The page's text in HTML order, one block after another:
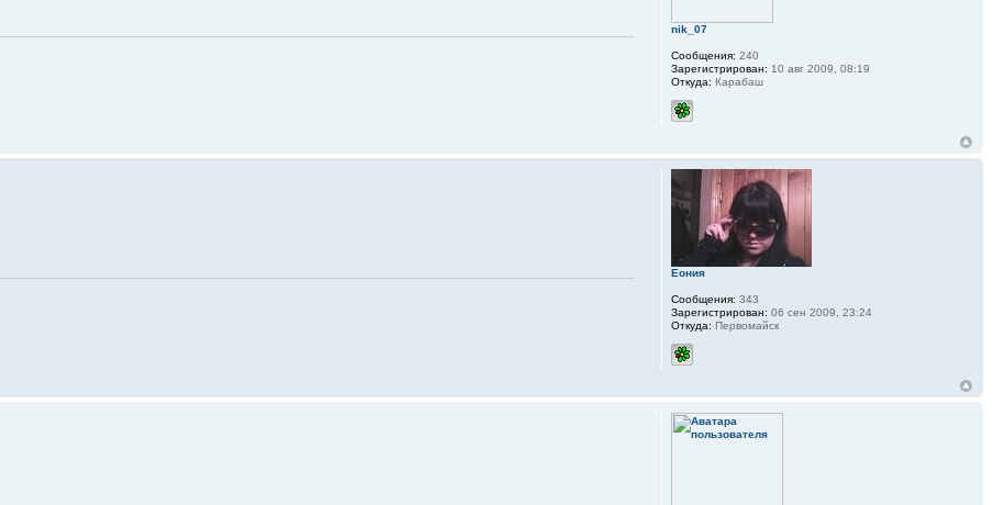
nik_07
Сообщения: 240
Зарегистрирован: 10 авг 2009, 08:19
Откуда: Карабаш
Еония
Сообщения: 343
Зарегистрирован: 06 сен 2009, 23:24
Откуда: Первомайск